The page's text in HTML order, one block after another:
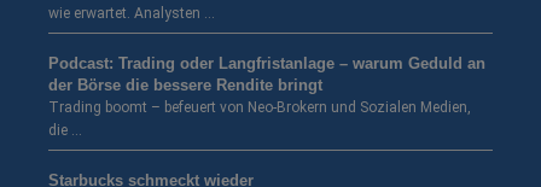
wie erwartet. Analysten …
Podcast: Trading oder Langfristanlage – warum Geduld an
der Börse die bessere Rendite bringt
Trading boomt – befeuert von Neo-Brokern und Sozialen Medien,
die …
Starbucks schmeckt wieder